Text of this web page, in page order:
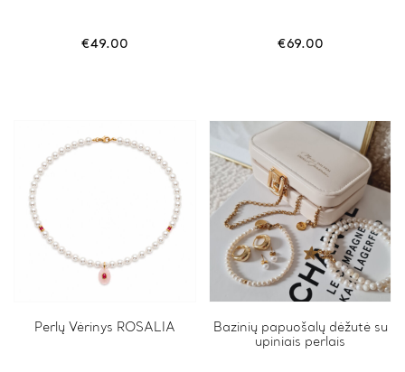
€49.00 €69.00
Perlų Vėrinys ROSALIA
Bazinių papuošalų dėžutė su
upiniais perlais